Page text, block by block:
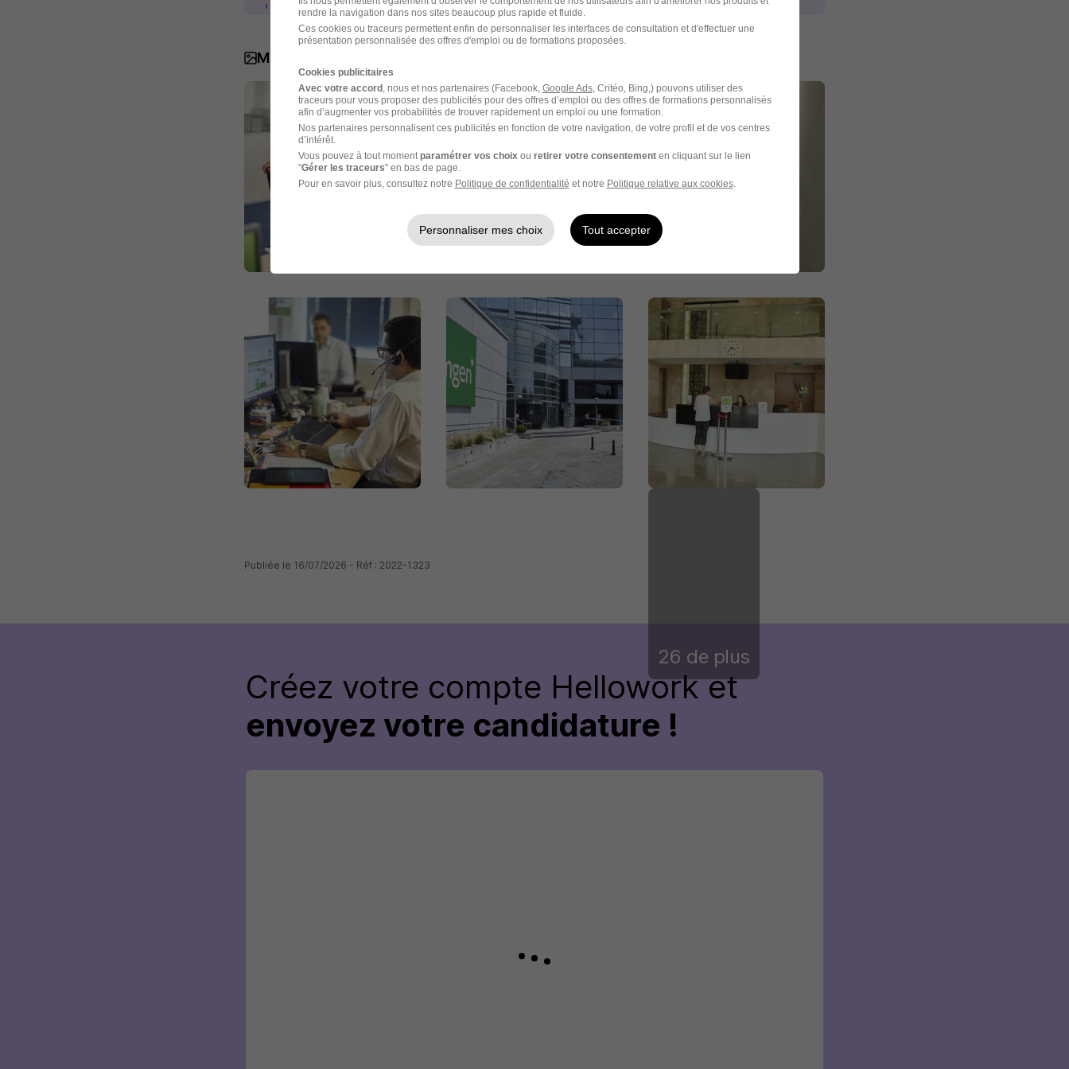
MGEN en images
26 de plus
Publiée le 16/07/2026 - Réf : 2022-1323
Créez votre compte Hellowork et
envoyez votre candidature !
rendre la navigation dans nos sites beaucoup plus rapide et fluide.
Ces cookies ou traceurs permettent enfin de personnaliser les interfaces de consultation et d'effectuer une
présentation personnalisée des offres d'emploi ou de formations proposées.
Cookies publicitaires
Avec votre accord, nous et nos partenaires (Facebook, Google Ads, Critéo, Bing,) pouvons utiliser des
traceurs pour vous proposer des publicités pour des offres d’emploi ou des offres de formations personnalisés
afin d’augmenter vos probabilités de trouver rapidement un emploi ou une formation.
Nos partenaires personnalisent ces publicités en fonction de votre navigation, de votre profil et de vos centres
d’intérêt.
Vous pouvez à tout moment paramétrer vos choix ou retirer votre consentementen cliquant sur le lien
"Gérer les traceurs" en bas de page.
Pour en savoir plus, consultez notre Politique de confidentialité et notre Politique relative aux cookies.
Personnaliser mes choix Tout accepter